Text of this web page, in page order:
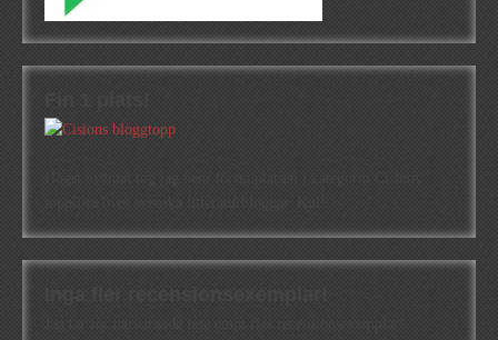
Fin 1 plats!
Högst oväntat tog jag hem första platsen i kategorin Cisions
topplista över svenska litteraturbloggar. Kul!
Inga fler recensionsexemplar!
Jag tar för närvarande inte emot fler recensionsexemplar!